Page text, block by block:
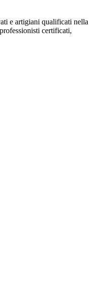
e artigiani qualificati nella
certificati,